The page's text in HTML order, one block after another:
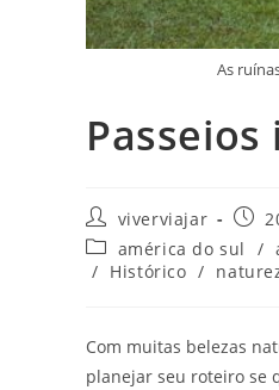
As
Autor
do
post:
viverviajar
Post
Categoria
do
américa do sul /
/ Histórico /
Com muitas belezas
planejar seu roteiro se